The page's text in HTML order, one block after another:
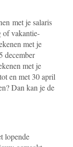
met je salaris
of vakantie-
met je
december
met je
en met 30 april
Dan kan je de
lopende